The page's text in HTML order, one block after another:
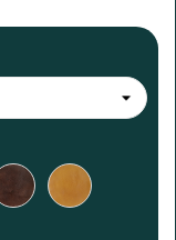
Gelbbraun